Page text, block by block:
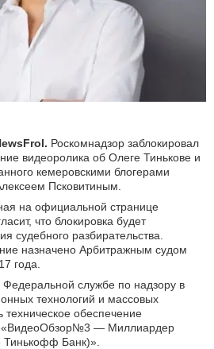
НАУКА
СПОРТ
ЭГОИЗМ
БЛОГ
Роскомнадзор заблокировал
видеоролика об Олеге Тинькове и
кемеровскими блогерами
Псковитиным.
на официальной странице
что блокировка будет
судебного разбирательства.
назначено Арбитражным судом
года.
службе по надзору в
технологий и массовых
техническое обеспечение
«ВидеоОбзор№3 — Миллиардер
Банк)».